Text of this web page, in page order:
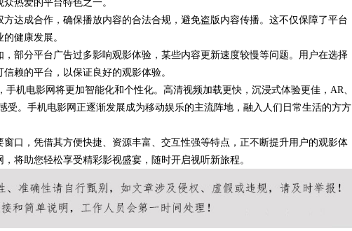
热爱的平台特色之一。
达成合作，确保播放内容的合法合规，避免盗版内容传播。这不仅保障了平台
健康发展。
部分平台广告过多影响观影体验，某些内容更新速度较慢等问题。用户在选择
赖的平台，以保证良好的观影体验。
机电影网将更加智能化和个性化。高清视频加载更快，沉浸式体验更佳，AR、
受。手机电影网正逐渐发展成为移动娱乐的主流阵地，融入人们日常生活的方方
口，凭借其方便快捷、资源丰富、交互性强等特点，正不断提升用户的观影体
将助您轻松享受精彩影视盛宴，随时开启视听新旅程。